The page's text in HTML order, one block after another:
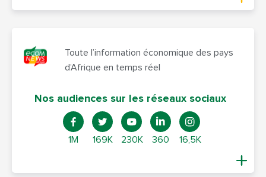
Toute l’information économique des pays
d’Afrique en temps réel
Nos audiences sur les réseaux sociaux
1M 169K 230K 360 16,5K